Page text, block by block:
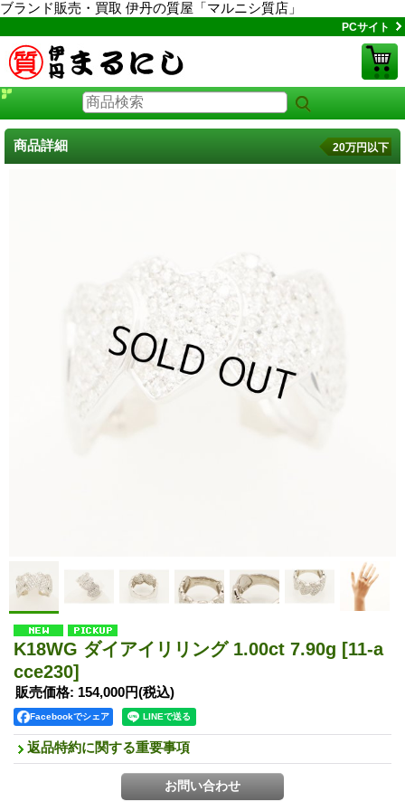
ブランド販売・買取 伊丹の質屋「マルニシ質店」
PCサイト
商品詳細 20万円以下
K18WG ダイアイリリング 1.00ct 7.90g [11-a
cce230]
販売価格: 154,000円(税込)
Facebookでシェア
返品特約に関する重要事項